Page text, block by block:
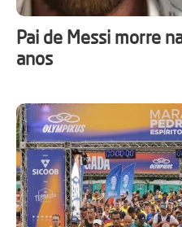
Pai de Messi morre
anos